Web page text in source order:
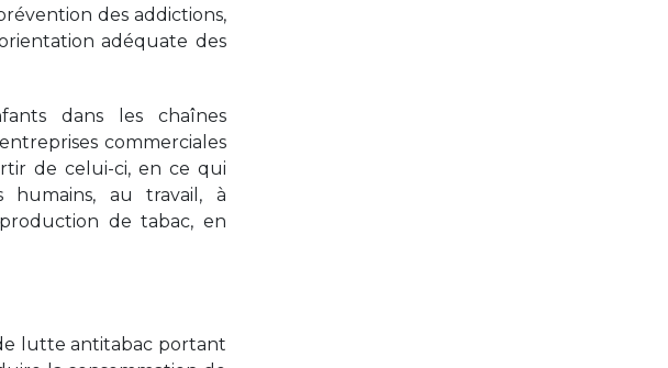
des addictions,
adéquate des
dans les chaînes
commerciales
de celui-ci, en ce qui
humains, au travail, à
de tabac, en
lutte antitabac portant